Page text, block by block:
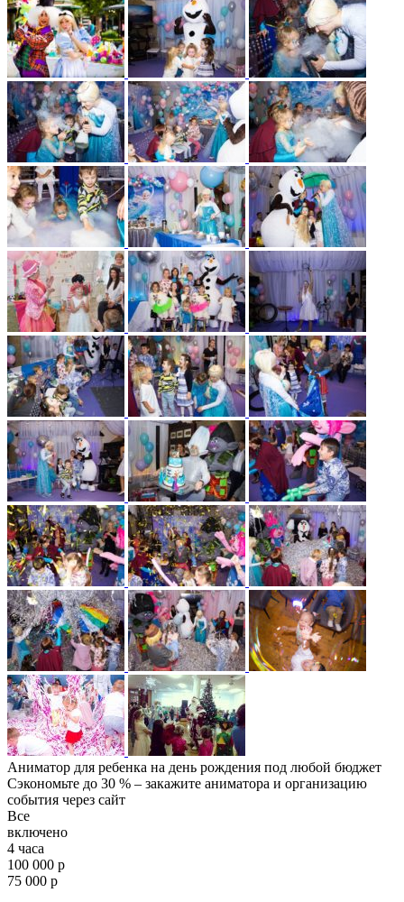
Аниматор для ребенка на день рождения под любой бюджет
Сэкономьте до 30 % – закажите аниматора и организацию
события через сайт
Все
включено
4 часа
100 000 р
75 000 р